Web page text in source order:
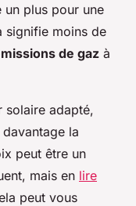
un plus pour une
signifie moins de
de gaz à
solaire adapté,
la
peut être un
mais en lire
peut vous